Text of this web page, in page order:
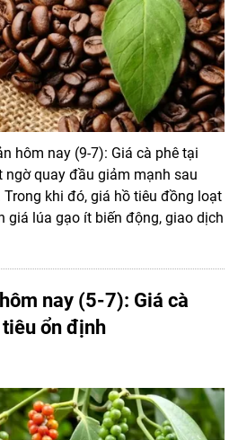
hôm nay (9-7): Giá cà phê tại
ngờ quay đầu giảm mạnh sau
khi đó, giá hồ tiêu đồng loạt
giá lúa gạo ít biến động, giao dịch
nay (5-7): Giá cà
ổn định